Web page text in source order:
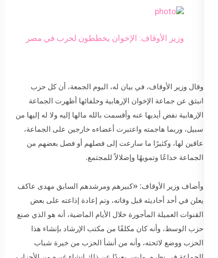
وزير الأوقاف: الإخوان يخططون لحرب في مصر
وقال وزير الأوقاف، في بيان له، اليوم الجمعة، أن كل حزب
انبثق عن جماعة الإخوان الإرهابية وحلفائها أظهرت الجماعة
الإرهابية نفض أيديها عنه وأقسمت بالله مالها إليه ولا له إليها من
سبيل، وربما هاجمته واعتبرت أعضاءه خارجين على الجماعة،
عاقين لها، وكثيرًا ما سارعت إلى فصلهم أو فصل بعضهم من
الجماعة خداعًا وتمويهًا وإضلالاً للمجتمع.
وأضاف وزير الأوقاف: «كبيرهم ومرشدهم السابق مهدى عاكف
يعلن في أحد أحاديثه قبل وفاته، وتم إعادة إذاعته على بعض
القنوات العميلة المأجورة خلال الأيام الماضية، أنه هو الذي صنع
حزب الوسط، وأنه كان مكلفًا من مكتب الإرشاد بإنشاء هذا
الحزب ووضع لائحته، وأنه من أنشأ الحزب من خيرة شباب